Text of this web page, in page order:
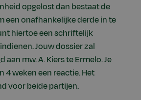
opgelost dan bestaat de
een onafhankelijke derde in te
hiertoe een schriftelijk
Jouw dossier zal
aan mw. A. Kiers te Ermelo. Je
4 weken een reactie. Het
voor beide partijen.